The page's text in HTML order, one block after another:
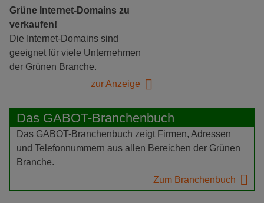
Grüne Internet-Domains zu
verkaufen!
Die Internet-Domains sind
geeignet für viele Unternehmen
der Grünen Branche.
zur Anzeige
Das GABOT-Branchenbuch
Das GABOT-Branchenbuch zeigt Firmen, Adressen
und Telefonnummern aus allen Bereichen der Grünen
Branche.
Zum Branchenbuch